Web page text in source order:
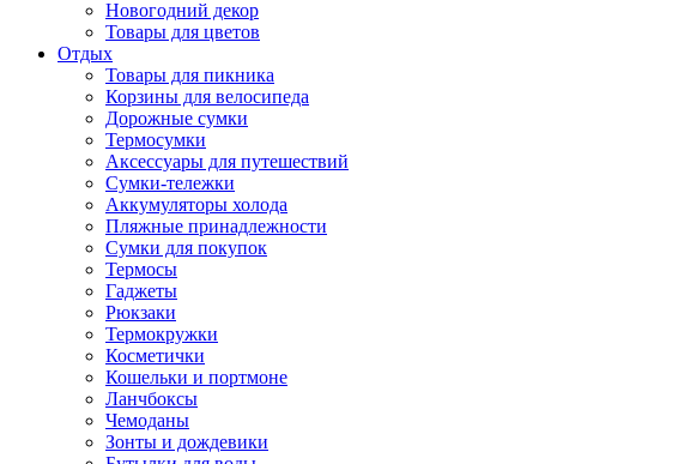
Новогодний декор
Товары для цветов
Отдых
Товары для пикника
Корзины для велосипеда
Дорожные сумки
Термосумки
Аксессуары для путешествий
Сумки-тележки
Аккумуляторы холода
Пляжные принадлежности
Сумки для покупок
Термосы
Гаджеты
Рюкзаки
Термокружки
Косметички
Кошельки и портмоне
Ланчбоксы
Чемоданы
Зонты и дождевики